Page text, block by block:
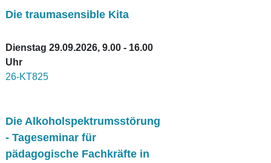
Die traumasensible Kita
Dienstag 29.09.2026, 9.00 - 16.00
Uhr
26-KT825
Die Alkoholspektrumsstörung
- Tageseminar für
pädagogische Fachkräfte in